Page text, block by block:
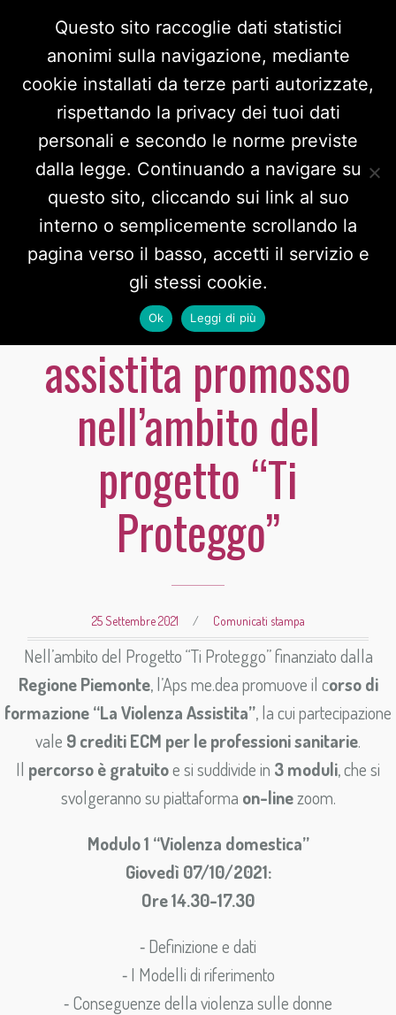
Al via il 7 ottobre il
corso sulla violenza
assistita promosso
nell’ambito del
progetto “Ti
Proteggo”
25 Settembre 2021 / Comunicati stampa
Nell’ambito del Progetto “Ti Proteggo” finanziato dalla
Regione Piemonte, l’Aps me.dea promuove il corso di
formazione “La Violenza Assistita”, la cui partecipazione
vale 9 crediti ECM per le professioni sanitarie.
Il percorso è gratuitoe si suddivide in 3 moduli, che si
svolgeranno su piattaforma on-linezoom.
Modulo 1 “Violenza domestica”
Giovedì 07/10/2021:
Ore 14.30-17.30
⁃ Definizione e dati
⁃ I Modelli di riferimento
⁃ Conseguenze della violenza sulle donne
Questo sito raccoglie dati statistici
anonimi sulla navigazione, mediante
cookie installati da terze parti autorizzate,
rispettando la privacy dei tuoi dati
personali e secondo le norme previste
dalla legge. Continuando a navigare su
questo sito, cliccando sui link al suo
interno o semplicemente scrollando la
pagina verso il basso, accetti il servizio e
gli stessi cookie.
Ok Leggi di più